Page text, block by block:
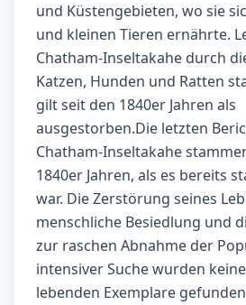
und Küstengebieten, wo sie
und kleinen Tieren ernährte.
Chatham-Inseltakahe durch
Katzen, Hunden und Ratten
gilt seit den 1840er Jahren als
ausgestorben.Die letzten
Chatham-Inseltakahe
1840er Jahren, als es bereits
war. Die Zerstörung seines
menschliche Besiedlung und
zur raschen Abnahme der
intensiver Suche wurden
lebenden Exemplare